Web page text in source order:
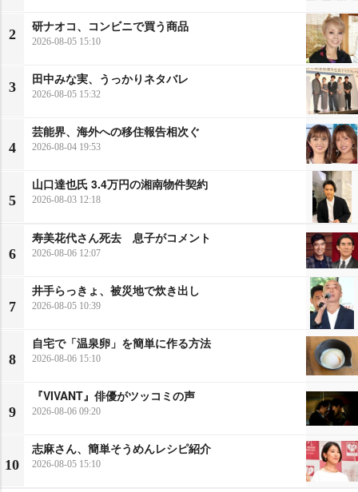
2
研ナオコ、コンビニで買う商品
2026-08-05 15:10
3
田中みな実、うっかりネタバレ
2026-08-05 15:32
4
芸能界、海外への移住報告相次ぐ
2026-08-04 19:53
5
山口達也氏 3.4万円の湘南物件契約
2026-08-03 12:18
6
寿美花代さん死去 息子がコメント
2026-08-06 12:07
7
井手らっきょ、被災地で炊き出し
2026-08-05 10:39
8
自宅で「温泉卵」を簡単に作る方法
2026-08-06 15:10
9
『VIVANT』俳優がツッコミの声
2026-08-06 09:20
10
志麻さん、簡単そうめんレシピ紹介
2026-08-05 15:10